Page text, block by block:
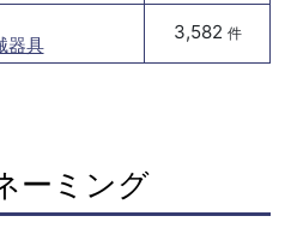
器具
3,582 件
ーミング